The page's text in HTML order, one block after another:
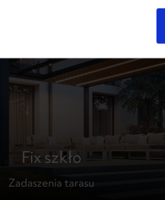
Fix szkło
Zadaszenia tarasu